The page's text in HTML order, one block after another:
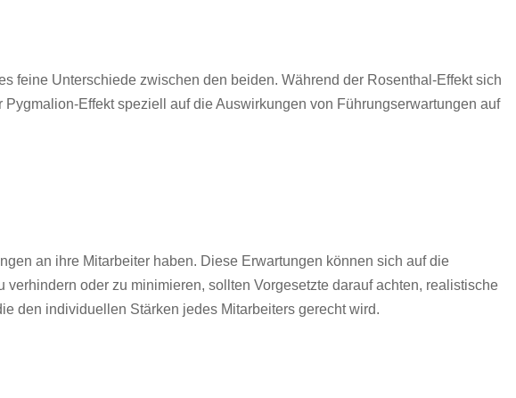
feine Unterschiede zwischen den beiden. Während der Rosenthal-Effekt sich
Effekt speziell auf die Auswirkungen von Führungserwartungen auf
an ihre Mitarbeiter haben. Diese Erwartungen können sich auf die
oder zu minimieren, sollten Vorgesetzte darauf achten, realistische
den individuellen Stärken jedes Mitarbeiters gerecht wird.